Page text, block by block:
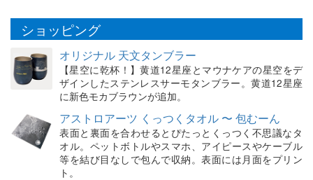
ショッピング
オリジナル 天文タンブラー
【星空に乾杯！】黄道12星座とマウナケアの星空をデ
ザインしたステンレスサーモタンブラー。黄道12星座
に新色モカブラウンが追加。
アストロアーツ くっつくタオル 〜 包むーん
表面と裏面を合わせるとぴたっとくっつく不思議なタ
オル。ペットボトルやスマホ、アイピースやケーブル
等を結び目なしで包んで収納。表面には月面をプリン
ト。